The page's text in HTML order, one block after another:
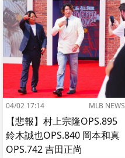
04/02 17:14 MLB NEWS
【悲報】村上宗隆OPS.895
鈴木誠也OPS.840 岡本和真
OPS.742 吉田正尚